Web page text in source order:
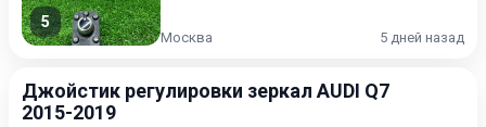
5
Москва 5 дней назад
Джойстик регулировки зеркал AUDI Q7
2015-2019